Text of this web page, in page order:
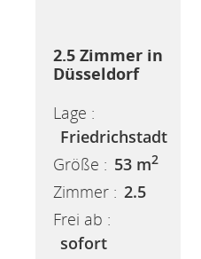
2.5 Zimmer in
Düsseldorf
Lage :
Friedrichstadt
Größe : 53 m2
Zimmer : 2.5
Frei ab :
sofort